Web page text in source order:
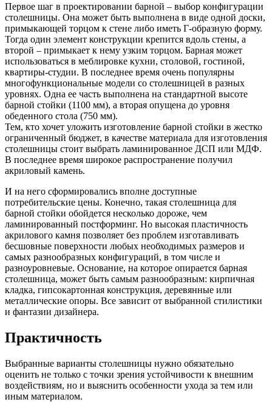
Первое шаг в проектировании барной – выбор конфигурации
столешницы. Она может быть выполнена в виде одной доски,
примыкающей торцом к стене либо иметь Г-образную форму.
Тогда один элемент конструкции крепится вдоль стены, а
второй – примыкает к нему узким торцом. Барная может
использоваться в меблировке кухни, столовой, гостиной,
квартиры-студии. В последнее время очень популярны
многофункциональные модели со столешницей в разных
уровнях. Одна ее часть выполнена на стандартной высоте
барной стойки (1100 мм), а вторая опущена до уровня
обеденного стола (750 мм).
Тем, кто хочет уложить изготовление барной стойки в жестко
ограниченный бюджет, в качестве материала для изготовления
столешницы стоит выбрать ламинированное ДСП или МДФ.
В последнее время широкое распространение получил
акриловый камень.
И на него сформировались вполне доступные
потребительские цены. Конечно, такая столешница для
барной стойки обойдется несколько дороже, чем
ламинированный постформинг. Но высокая пластичность
акрилового камня позволяет без проблем изготавливать
бесшовные поверхности любых необходимых размеров и
самых разнообразных конфигураций, в том числе и
разноуровневые. Основание, на которое опирается барная
столешница, может быть самым разнообразным: кирпичная
кладка, гипсокартонная конструкция, деревянные или
металлические опоры. Все зависит от выбранной стилистики
и фантазии дизайнера.
Практичность
Выбранные варианты столешницы нужно обязательно
оценить не только с точки зрения устойчивости к внешним
воздействиям, но и выяснить особенности ухода за тем или
иным материалом.